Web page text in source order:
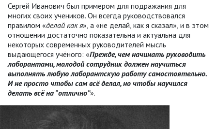
Сергей Иванович был примером для подражания для
многих своих учеников. Он всегда руководствовался
правилом «делай как я», а «не делай, как я сказал», и в этом
отношении достаточно показательна и актуальна для
некоторых современных руководителей мысль
выдающегося учёного: «Прежде, чем начинать руководить
лаборантами, молодой сотрудник должен научиться
выполнять любую лаборантскую работу самостоятельно.
И не просто чтобы сам всё делал, но чтобы научился
делать всё на "отлично”».